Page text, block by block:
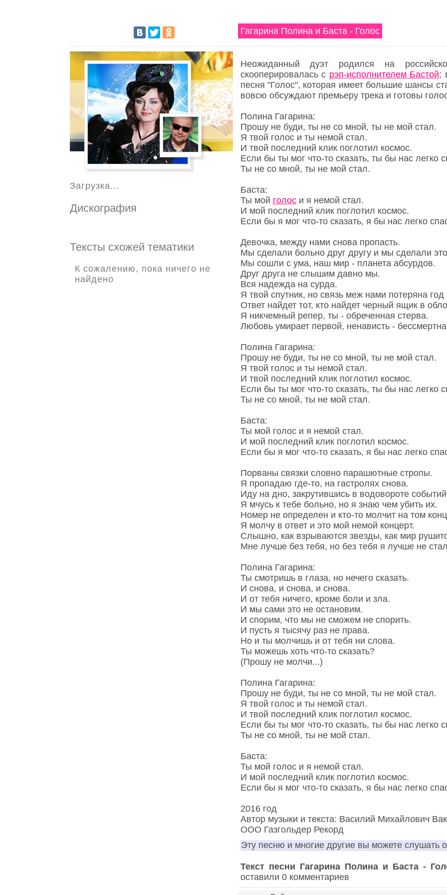
Гагарина Полина и Баста - Голос
Неожиданный дуэт родился на
скооперировалась с рэп-исполнителем Бастой;
песня "Голос", которая имеет большие шансы
вовсю обсуждают премьеру трека и готовы
Полина Гагарина:
Прошу не буди, ты не со мной, ты не мой стал.
Я твой голос и ты немой стал.
И твой последний клик поглотил космос.
Если бы ты мог что-то сказать, ты бы нас легко
Ты не со мной, ты не мой стал.
Баста:
Ты мой голоси я немой стал.
И мой последний клик поглотил космос.
Если бы я мог что-то сказать, я бы нас легко
Девочка, между нами снова пропасть.
Мы сделали больно друг другу и мы сделали
Мы сошли с ума, наш мир - планета абсурдов.
Друг друга не слышим давно мы.
Вся надежда на сурда.
Я твой спутник, но связь меж нами потеряна год
Ответ найдет тот, кто найдет черный ящик в
Я никчемный репер, ты - обреченная стерва.
Любовь умирает первой, ненависть -
Полина Гагарина:
Прошу не буди, ты не со мной, ты не мой стал.
Я твой голос и ты немой стал.
И твой последний клик поглотил космос.
Если бы ты мог что-то сказать, ты бы нас легко
Ты не со мной, ты не мой стал.
Баста:
Ты мой голос и я немой стал.
И мой последний клик поглотил космос.
Если бы я мог что-то сказать, я бы нас легко
Порваны связки словно парашютные стропы.
Я пропадаю где-то, на гастролях снова.
Иду на дно, закрутившись в водовороте
Я мчусь к тебе больно, но я знаю чем убить их.
Номер не определен и кто-то молчит на том
Я молчу в ответ и это мой немой концерт.
Слышно, как взрываются звезды, как мир
Мне лучше без тебя, но без тебя я лучше не
Полина Гагарина:
Ты смотришь в глаза, но нечего сказать.
И снова, и снова, и снова.
И от тебя ничего, кроме боли и зла.
И мы сами это не остановим.
И спорим, что мы не сможем не спорить.
И пусть я тысячу раз не права.
Но и ты молчишь и от тебя ни слова.
Ты можешь хоть что-то сказать?
(Прошу не молчи...)
Полина Гагарина:
Прошу не буди, ты не со мной, ты не мой стал.
Я твой голос и ты немой стал.
И твой последний клик поглотил космос.
Если бы ты мог что-то сказать, ты бы нас легко
Ты не со мной, ты не мой стал.
Баста:
Ты мой голос и я немой стал.
И мой последний клик поглотил космос.
Если бы я мог что-то сказать, я бы нас легко
2016 год
Автор музыки и текста: Василий Михайлович
ООО Газгольдер Рекорд
Эту песню и многие другие вы можете слушать
Текст песни Гагарина Полина и Баста -
оставили 0 комментариев
Загрузка...
Дискография
Тексты схожей тематики
К сожалению, пока ничего не
найдено